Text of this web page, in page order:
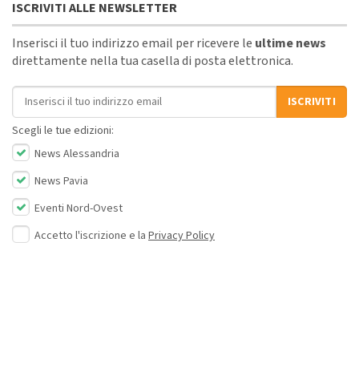
ISCRIVITI ALLE NEWSLETTER
Inserisci il tuo indirizzo email per ricevere le ultime news
direttamente nella tua casella di posta elettronica.
Indirizzo email
ISCRIVITI
Scegli le tue edizioni:
News Alessandria
News Pavia
Eventi Nord-Ovest
Accetto l'iscrizione e la Privacy Policy